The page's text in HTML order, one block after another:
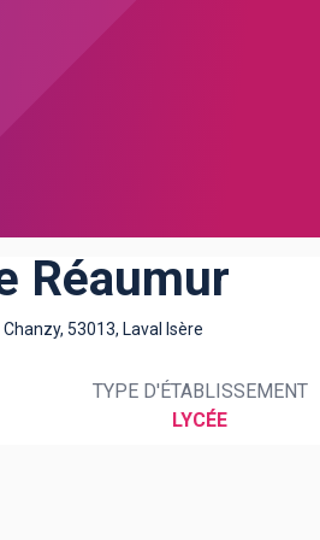
Réaumur
53013, Laval Isère
TYPE D'ÉTABLISSEMENT
LYCÉE